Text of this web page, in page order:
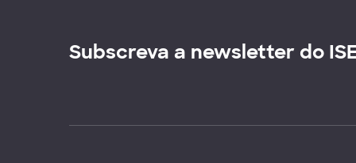
Subscreva a newsletter do